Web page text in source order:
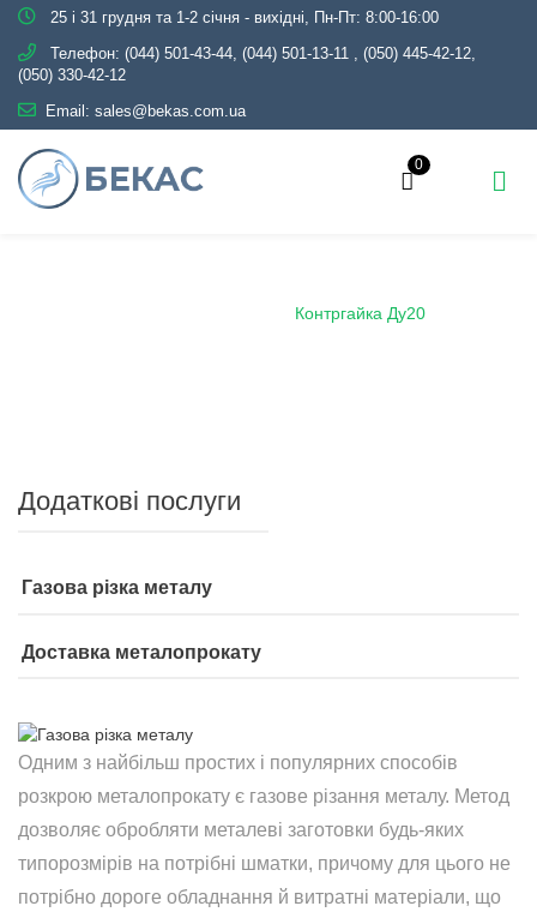
25 і 31 грудня та 1-2 січня - вихідні, Пн-Пт: 8:00-16:00
Телефон: (044) 501-43-44, (044) 501-13-11 , (050) 445-42-12,
(050) 330-42-12
Email: sales@bekas.com.ua
0
Контргайка Ду20
Додаткові послуги
Газова різка металу
Доставка металопрокату
Одним з найбільш простих і популярних способів
розкрою металопрокату є газове різання металу. Метод
дозволяє обробляти металеві заготовки будь-яких
типорозмірів на потрібні шматки, причому для цього не
потрібно дороге обладнання й витратні матеріали, що